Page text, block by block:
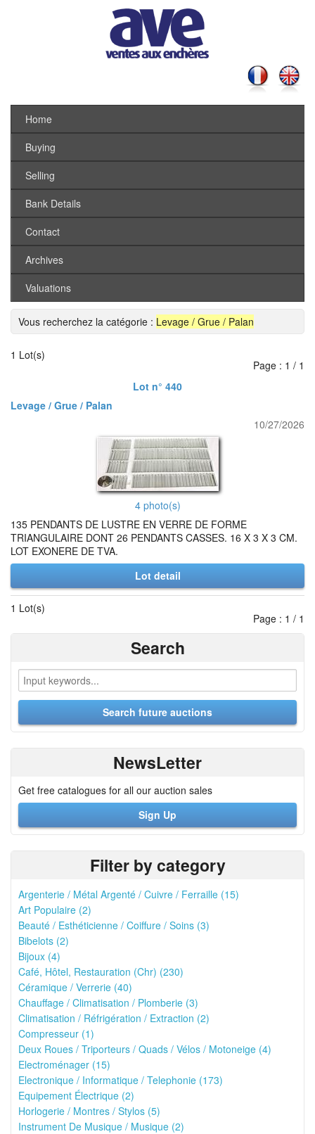
Home
Buying
Selling
Bank Details
Contact
Archives
Valuations
Vous recherchez la catégorie : Levage / Grue / Palan
1 Lot(s)
Page : 1 / 1
Lot n° 440
Levage / Grue / Palan
10/27/2026
4 photo(s)
135 PENDANTS DE LUSTRE EN VERRE DE FORME
TRIANGULAIRE DONT 26 PENDANTS CASSES. 16 X 3 X 3 CM.
LOT EXONERE DE TVA.
Lot detail
1 Lot(s)
Page : 1 / 1
Search
NewsLetter
Get free catalogues for all our auction sales
Sign Up
Filter by category
Argenterie / Métal Argenté / Cuivre / Ferraille (15)
Art Populaire (2)
Beauté / Esthéticienne / Coiffure / Soins (3)
Bibelots (2)
Bijoux (4)
Café, Hôtel, Restauration (Chr) (230)
Céramique / Verrerie (40)
Chauffage / Climatisation / Plomberie (3)
Climatisation / Réfrigération / Extraction (2)
Compresseur (1)
Deux Roues / Triporteurs / Quads / Vélos / Motoneige (4)
Electroménager (15)
Electronique / Informatique / Telephonie (173)
Equipement Électrique (2)
Horlogerie / Montres / Stylos (5)
Instrument De Musique / Musique (2)